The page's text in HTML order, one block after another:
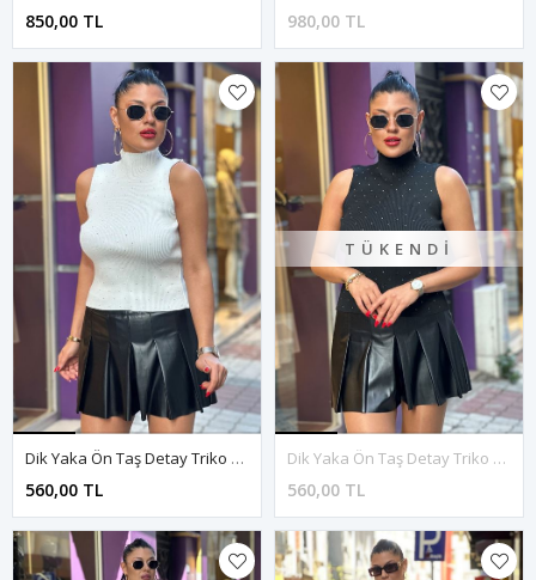
850,00 TL 980,00 TL
Dik Yaka Ön Taş Detay Triko Bluz-Beyaz
560,00 TL
TÜKENDI
Dik Yaka Ön Taş Detay Triko Bluz-Siyah
560,00 TL